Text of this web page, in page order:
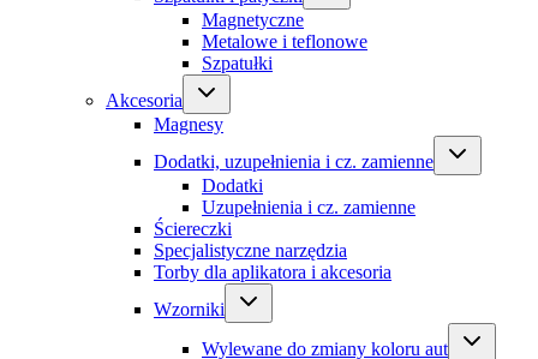
Magnetyczne
Metalowe i teflonowe
Szpatułki
Akcesoria
Magnesy
Dodatki, uzupełnienia i cz. zamienne
Dodatki
Uzupełnienia i cz. zamienne
Ściereczki
Specjalistyczne narzędzia
Torby dla aplikatora i akcesoria
Wzorniki
Wylewane do zmiany koloru aut